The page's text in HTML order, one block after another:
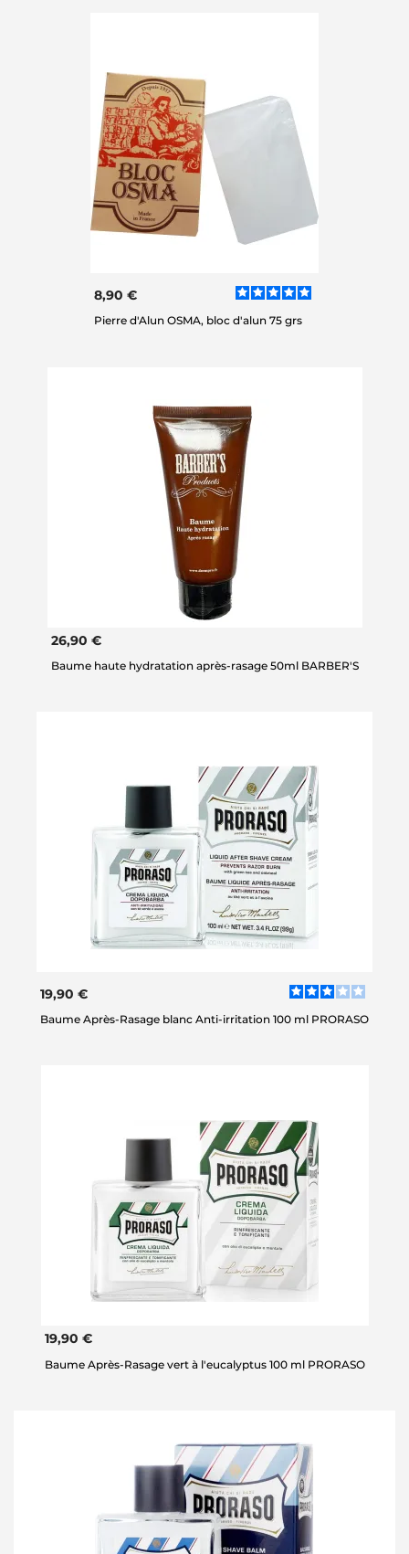
8,90 €
Pierre d'Alun OSMA, bloc d'alun 75 grs
26,90 €
Baume haute hydratation après-rasage 50ml BARBER'S
19,90 €
Baume Après-Rasage blanc Anti-irritation 100 ml PRORASO
19,90 €
Baume Après-Rasage vert à l'eucalyptus 100 ml PRORASO